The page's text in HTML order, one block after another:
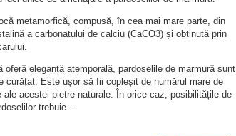
metamorfică, compusă, în cea mai mare parte, din
a carbonatului de calciu (CaCO3) și obținută prin
oferă eleganță atemporală, pardoselile de marmură sunt
curățat. Este ușor să fii copleșit de numărul mare de
ale acestei pietre naturale. În orice caz, posibilitățile de
trebuie ...